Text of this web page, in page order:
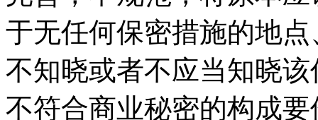
于无任何保密措施的地
不知晓或者不应当知晓
不符合商业秘密的构成要